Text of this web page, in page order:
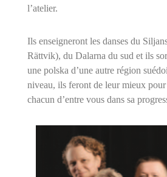
l’atelier.
Ils enseigneront les danses du
Rättvik), du Dalarna du sud et ils
une polska d’une autre région
niveau, ils feront de leur mieux
chacun d’entre vous dans sa